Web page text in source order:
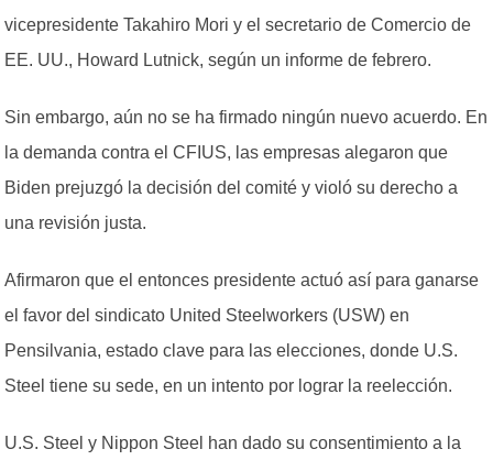
vicepresidente Takahiro Mori y el secretario de Comercio de
EE. UU., Howard Lutnick, según un informe de febrero.
Sin embargo, aún no se ha firmado ningún nuevo acuerdo. En
la demanda contra el CFIUS, las empresas alegaron que
Biden prejuzgó la decisión del comité y violó su derecho a
una revisión justa.
Afirmaron que el entonces presidente actuó así para ganarse
el favor del sindicato United Steelworkers (USW) en
Pensilvania, estado clave para las elecciones, donde U.S.
Steel tiene su sede, en un intento por lograr la reelección.
U.S. Steel y Nippon Steel han dado su consentimiento a la